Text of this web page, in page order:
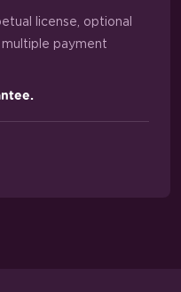
license, optional
multiple payment